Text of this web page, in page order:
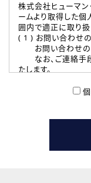
株式会社ヒューマン
ームより取得した
囲内で適正に取り扱
( 1 ) お問い合わせ
お問い合わせの
なお、ご連絡手段
たします。
本登録に関する
たします。
( 3 ) スタッフ派遣
お問い合わせの内
なお、ご連絡手段